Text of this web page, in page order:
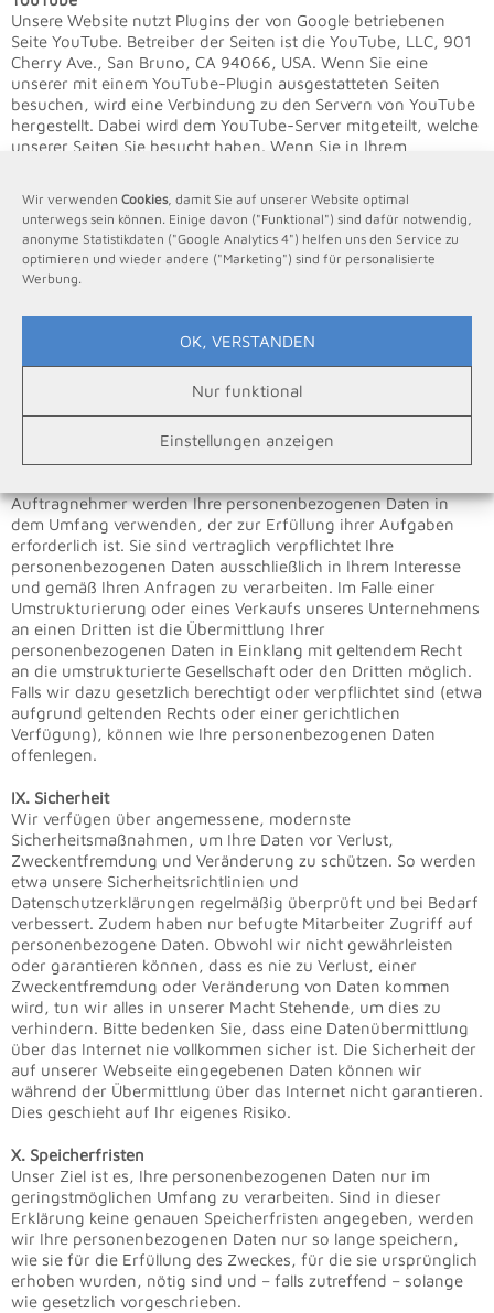
Wir verwenden Cookies, damit Sie auf unserer Website optimal
unterwegs sein können. Einige davon ("Funktional") sind dafür notwendig,
anonyme Statistikdaten ("Google Analytics 4") helfen uns den Service zu
optimieren und wieder andere ("Marketing") sind für personalisierte
Werbung.
OK, VERSTANDEN
Nur funktional
Einstellungen anzeigen
Unsere Website nutzt Plugins der von Google betriebenen
Seite YouTube. Betreiber der Seiten ist die YouTube, LLC, 901
Cherry Ave., San Bruno, CA 94066, USA. Wenn Sie eine
unserer mit einem YouTube-Plugin ausgestatteten Seiten
besuchen, wird eine Verbindung zu den Servern von YouTube
hergestellt. Dabei wird dem YouTube-Server mitgeteilt, welche
unserer Seiten Sie besucht haben. Wenn Sie in Ihrem
Dies können Sie verhindern, indem Sie sich aus Ihrem
YouTube-Account ausloggen. Die Nutzung von YouTube
erfolgt im Interesse einer ansprechenden Darstellung unserer
Online-Angebote. Dies stellt ein berechtigtes Interesse im
Sinne von Art. 6 Abs. 1 lit. f DSGVO dar. Weitere Informationen
zum Umgang mit Nutzerdaten finden Sie in der
Datenschutzerklärung von YouTube unter:
https://www.google.de/intl/de/policies/privacy
VIII. Weitergabe personenbezogener Daten an Dritte
Ihre personenbezogenen Daten werden ggf. Auftragnehmern
offengelegt, die uns bei der Erbringung unserer Leistungen
unterstützen. Der Datentransfer findet auf Basis von
Auftragnehmer werden Ihre personenbezogenen Daten in
dem Umfang verwenden, der zur Erfüllung ihrer Aufgaben
erforderlich ist. Sie sind vertraglich verpflichtet Ihre
personenbezogenen Daten ausschließlich in Ihrem Interesse
und gemäß Ihren Anfragen zu verarbeiten. Im Falle einer
Umstrukturierung oder eines Verkaufs unseres Unternehmens
an einen Dritten ist die Übermittlung Ihrer
personenbezogenen Daten in Einklang mit geltendem Recht
an die umstrukturierte Gesellschaft oder den Dritten möglich.
Falls wir dazu gesetzlich berechtigt oder verpflichtet sind (etwa
aufgrund geltenden Rechts oder einer gerichtlichen
Verfügung), können wie Ihre personenbezogenen Daten
offenlegen.
IX. Sicherheit
Wir verfügen über angemessene, modernste
Sicherheitsmaßnahmen, um Ihre Daten vor Verlust,
Zweckentfremdung und Veränderung zu schützen. So werden
etwa unsere Sicherheitsrichtlinien und
Datenschutzerklärungen regelmäßig überprüft und bei Bedarf
verbessert. Zudem haben nur befugte Mitarbeiter Zugriff auf
personenbezogene Daten. Obwohl wir nicht gewährleisten
oder garantieren können, dass es nie zu Verlust, einer
Zweckentfremdung oder Veränderung von Daten kommen
wird, tun wir alles in unserer Macht Stehende, um dies zu
verhindern. Bitte bedenken Sie, dass eine Datenübermittlung
über das Internet nie vollkommen sicher ist. Die Sicherheit der
auf unserer Webseite eingegebenen Daten können wir
während der Übermittlung über das Internet nicht garantieren.
Dies geschieht auf Ihr eigenes Risiko.
X. Speicherfristen
Unser Ziel ist es, Ihre personenbezogenen Daten nur im
geringstmöglichen Umfang zu verarbeiten. Sind in dieser
Erklärung keine genauen Speicherfristen angegeben, werden
wir Ihre personenbezogenen Daten nur so lange speichern,
wie sie für die Erfüllung des Zweckes, für die sie ursprünglich
erhoben wurden, nötig sind und – falls zutreffend – solange
wie gesetzlich vorgeschrieben.